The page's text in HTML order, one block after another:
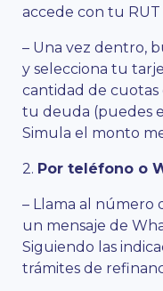
accede con tu RUT
– Una vez dentro,
y selecciona tu
cantidad de cuotas
tu deuda (puedes
Simula el monto
2. Por teléfono o
– Llama al número
un mensaje de
Siguiendo las
trámites de